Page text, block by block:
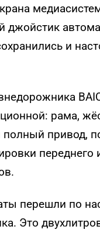
джойстик
и
рама,
привод,
переднего
перешли по
Это